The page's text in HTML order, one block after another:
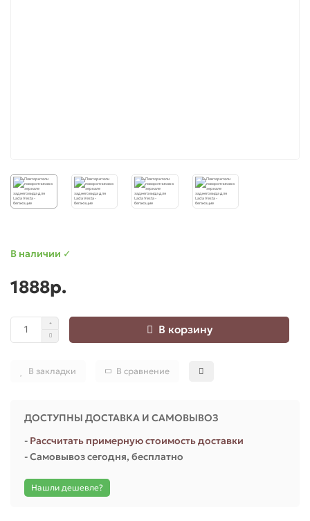
В наличии ✓
1888р.
В корзину
В закладки В сравнение
ДОСТУПНЫ ДОСТАВКА И САМОВЫВОЗ
- Рассчитать примерную стоимость доставки
- Самовывоз сегодня, бесплатно
Нашли дешевле?